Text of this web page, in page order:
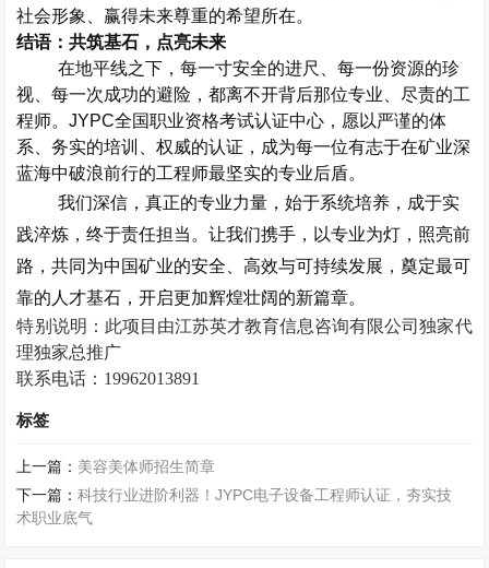
社会形象、赢得未来尊重的希望所在。
结语：共筑基石，点亮未来
在地平线之下，每一寸安全的进尺、每一份资源的珍
视、每一次成功的避险，都离不开背后那位专业、尽责的工
程师。JYPC全国职业资格考试认证中心，愿以严谨的体
系、务实的培训、权威的认证，成为每一位有志于在矿业深
蓝海中破浪前行的工程师最坚实的专业后盾。
我们深信，真正的专业力量，始于系统培养，成于实
践淬炼，终于责任担当。让我们携手，以专业为灯，照亮前
路，共同为中国矿业的安全、高效与可持续发展，奠定最可
靠的人才基石，开启更加辉煌壮阔的新篇章。
特别说明： 此项目由江苏英才教育信息咨询有限公司独家代
理独家总推广
联系电话：19962013891
标签
上一篇： 美容美体师招生简章
下一篇：科技行业进阶利器！JYPC电子设备工程师认证，夯实技
术职业底气